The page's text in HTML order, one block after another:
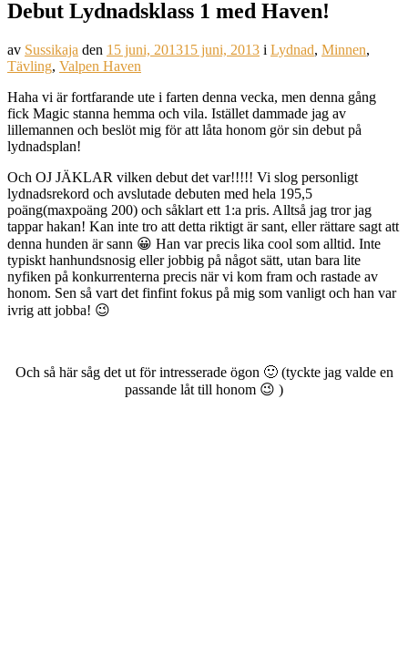
Debut Lydnadsklass 1 med Haven!
av Sussikaja den 15 juni, 201315 juni, 2013 i Lydnad, Minnen,
Tävling, Valpen Haven
Haha vi är fortfarande ute i farten denna vecka, men denna gång
fick Magic stanna hemma och vila. Istället dammade jag av
lillemannen och beslöt mig för att låta honom gör sin debut på
lydnadsplan!
Och OJ JÄKLAR vilken debut det var!!!!! Vi slog personligt
lydnadsrekord och avslutade debuten med hela 195,5
poäng(maxpoäng 200) och såklart ett 1:a pris. Alltså jag tror jag
tappar hakan! Kan inte tro att detta riktigt är sant, eller rättare sagt att
denna hunden är sann 😀 Han var precis lika cool som alltid. Inte
typiskt hanhundsnosig eller jobbig på något sätt, utan bara lite
nyfiken på konkurrenterna precis när vi kom fram och rastade av
honom. Sen så vart det finfint fokus på mig som vanligt och han var
ivrig att jobba! 😉
Och så här såg det ut för intresserade ögon 🙂 (tyckte jag valde en
passande låt till honom 😉 )